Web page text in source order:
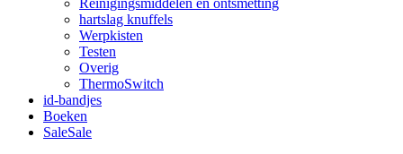
Reinigingsmiddelen en ontsmetting
hartslag knuffels
Werpkisten
Testen
Overig
ThermoSwitch
id-bandjes
Boeken
SaleSale